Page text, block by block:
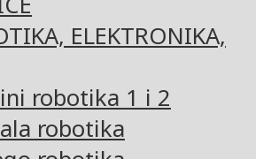
ELEKTRONIKA,
robotika 1 i 2
robotika